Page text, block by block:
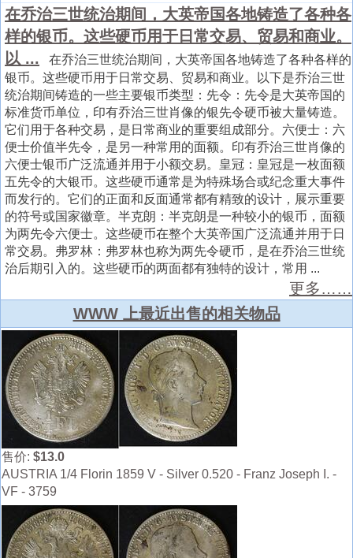
在乔治三世统治期间，大英帝国各地铸造了各种各
样的银币。这些硬币用于日常交易、贸易和商业。
以 ... 在乔治三世统治期间，大英帝国各地铸造了各种各样的
银币。这些硬币用于日常交易、贸易和商业。以下是乔治三世
统治期间铸造的一些主要银币类型：先令：先令是大英帝国的
标准货币单位，印有乔治三世肖像的银先令硬币被大量铸造。
它们用于各种交易，是日常商业的重要组成部分。六便士：六
便士价值半先令，是另一种常用的面额。印有乔治三世肖像的
六便士银币广泛流通并用于小额交易。皇冠：皇冠是一枚面额
五先令的大银币。这些硬币通常是为特殊场合或纪念重大事件
而发行的。它们的正面和反面通常都有精致的设计，展示重要
的符号或国家徽章。半克朗：半克朗是一种较小的银币，面额
为两先令六便士。这些硬币在整个大英帝国广泛流通并用于日
常交易。弗罗林：弗罗林也称为两先令硬币，是在乔治三世统
治后期引入的。这些硬币的两面都有独特的设计，常用 ...
更多……
WWW 上最近出售的相关物品
售价: $13.0
AUSTRIA 1/4 Florin 1859 V - Silver 0.520 - Franz Joseph I. -
VF - 3759